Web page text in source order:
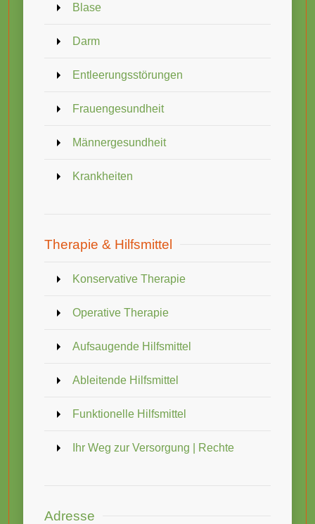
Blase
Darm
Entleerungsstörungen
Frauengesundheit
Männergesundheit
Krankheiten
Therapie & Hilfsmittel
Konservative Therapie
Operative Therapie
Aufsaugende Hilfsmittel
Ableitende Hilfsmittel
Funktionelle Hilfsmittel
Ihr Weg zur Versorgung | Rechte
Adresse